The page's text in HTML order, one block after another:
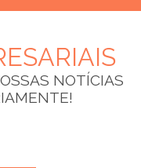
NOTÍCIAS